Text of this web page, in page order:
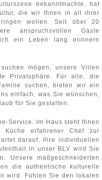
bekanntmachte, hat
die wir Ihnen in all ihrer
wollen. Seit über 20
anspruchsvollen Gäste
ein Leben lang erinnern
mögen, unsere Villen
Privatsphäre. Für alle, die
suchen, bieten wir ein
einfach, was Sie wünschen,
für Sie gestalten.
Service. Im Haus steht Ihnen
erfahrener Chef zur
darauf, Ihre individuellen
in unser BLV wird Sie
Unsere maßgeschneiderten
die authentische kulturelle
wird. Fühlen Sie den lokalen